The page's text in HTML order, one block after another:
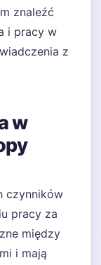
znaleźć
i pracy w
z
w
czynników
pracy za
między
i mają